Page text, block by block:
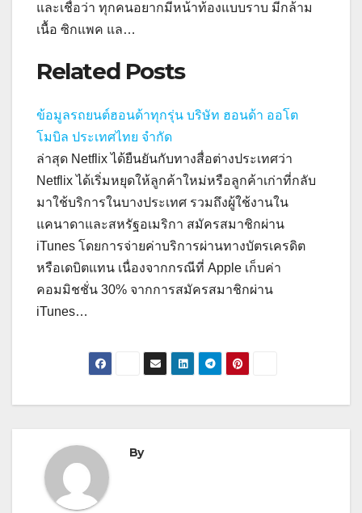
และเชื่อว่า ทุกคนอยากมีหน้าท้องแบบราบ มีกล้าม
เนื้อ ซิกแพค แล…
Related Posts
ข้อมูลรถยนต์ฮอนด้าทุกรุ่น บริษัท ฮอนด้า ออโต
โมบิล ประเทศไทย จำกัด
ล่าสุด Netflix ได้ยืนยันกับทางสื่อต่างประเทศว่า
Netflix ได้เริ่มหยุดให้ลูกค้าใหม่หรือลูกค้าเก่าที่กลับ
มาใช้บริการในบางประเทศ รวมถึงผู้ใช้งานใน
แคนาดาและสหรัฐอเมริกา สมัครสมาชิกผ่าน
iTunes โดยการจ่ายค่าบริการผ่านทางบัตรเครดิต
หรือเดบิตแทน เนื่องจากกรณีที่ Apple เก็บค่า
คอมมิชชั่น 30% จากการสมัครสมาชิกผ่าน
iTunes…
By